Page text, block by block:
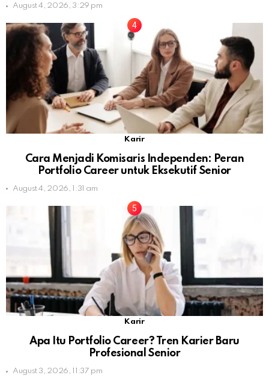
August 4, 2026, 3:29 pm
Karir
Cara Menjadi Komisaris Independen: Peran
Portfolio Career untuk Eksekutif Senior
August 4, 2026, 1:31 am
Karir
Apa Itu Portfolio Career? Tren Karier Baru
Profesional Senior
August 3, 2026, 11:37 pm